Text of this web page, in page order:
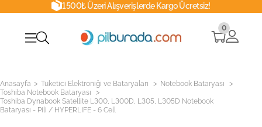
1500₺ Üzeri Alışverişlerde Kargo Ücretsiz!
0
Anasayfa > Tüketici Elektroniği ve Bataryaları > Notebook Bataryası >
Toshiba Notebook Bataryası >
Toshiba Dynabook Satellite L300, L300D, L305, L305D Notebook
Bataryası - Pili / HYPERLIFE - 6 Cell